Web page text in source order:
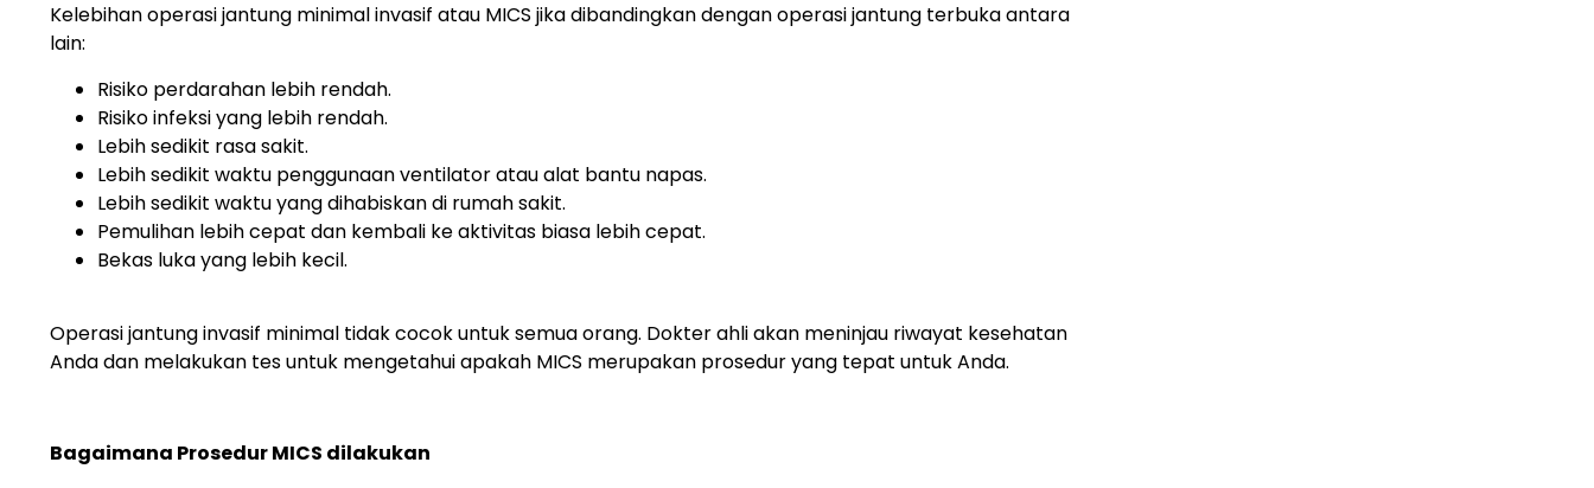
Kelebihan operasi jantung minimal invasif atau MICS jika dibandingkan dengan operasi jantung terbuka antara
lain:
Risiko perdarahan lebih rendah.
Risiko infeksi yang lebih rendah.
Lebih sedikit rasa sakit.
Lebih sedikit waktu penggunaan ventilator atau alat bantu napas.
Lebih sedikit waktu yang dihabiskan di rumah sakit.
Pemulihan lebih cepat dan kembali ke aktivitas biasa lebih cepat.
Bekas luka yang lebih kecil.
Operasi jantung invasif minimal tidak cocok untuk semua orang. Dokter ahli akan meninjau riwayat kesehatan
Anda dan melakukan tes untuk mengetahui apakah MICS merupakan prosedur yang tepat untuk Anda.
Bagaimana Prosedur MICS dilakukan